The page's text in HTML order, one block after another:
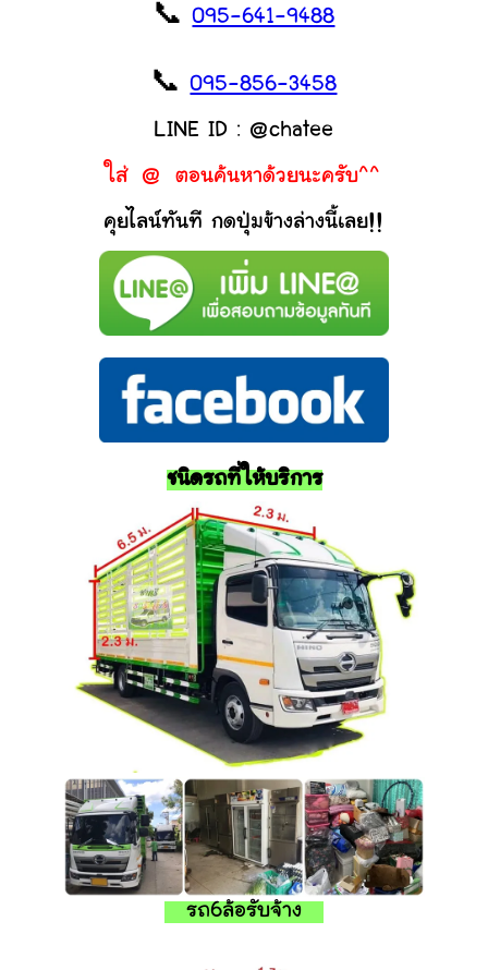
📞095-641-9488
📞095-856-3458
LINE ID : @chatee
ใส่ @ ตอนค้นหาด้วยนะครับ^^
คุยไลน์ทันที กดปุ่มข้างล่างนี้เลย!!
ชนิดรถที่ให้บริการ
รถ6ล้อรับจ้าง